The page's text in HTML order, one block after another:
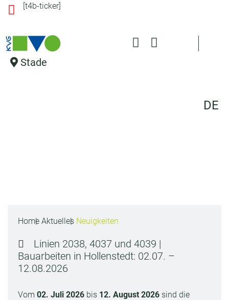
in
[t4b-ticker]
DE
Stade
Home Aktuelles Neuigkeiten
Linien 2038, 4037 und 4039 |
Bauarbeiten in Hollenstedt: 02.07. –
12.08.2026
Vom 02. Juli 2026 bis 12. August 2026 sind die